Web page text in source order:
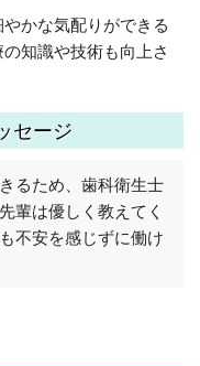
かな気配りができる
知識や技術も向上さ
セージ
るため、歯科衛生士
輩は優しく教えてく
不安を感じずに働け